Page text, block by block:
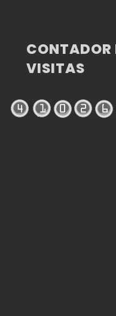
CONTADOR
VISITAS